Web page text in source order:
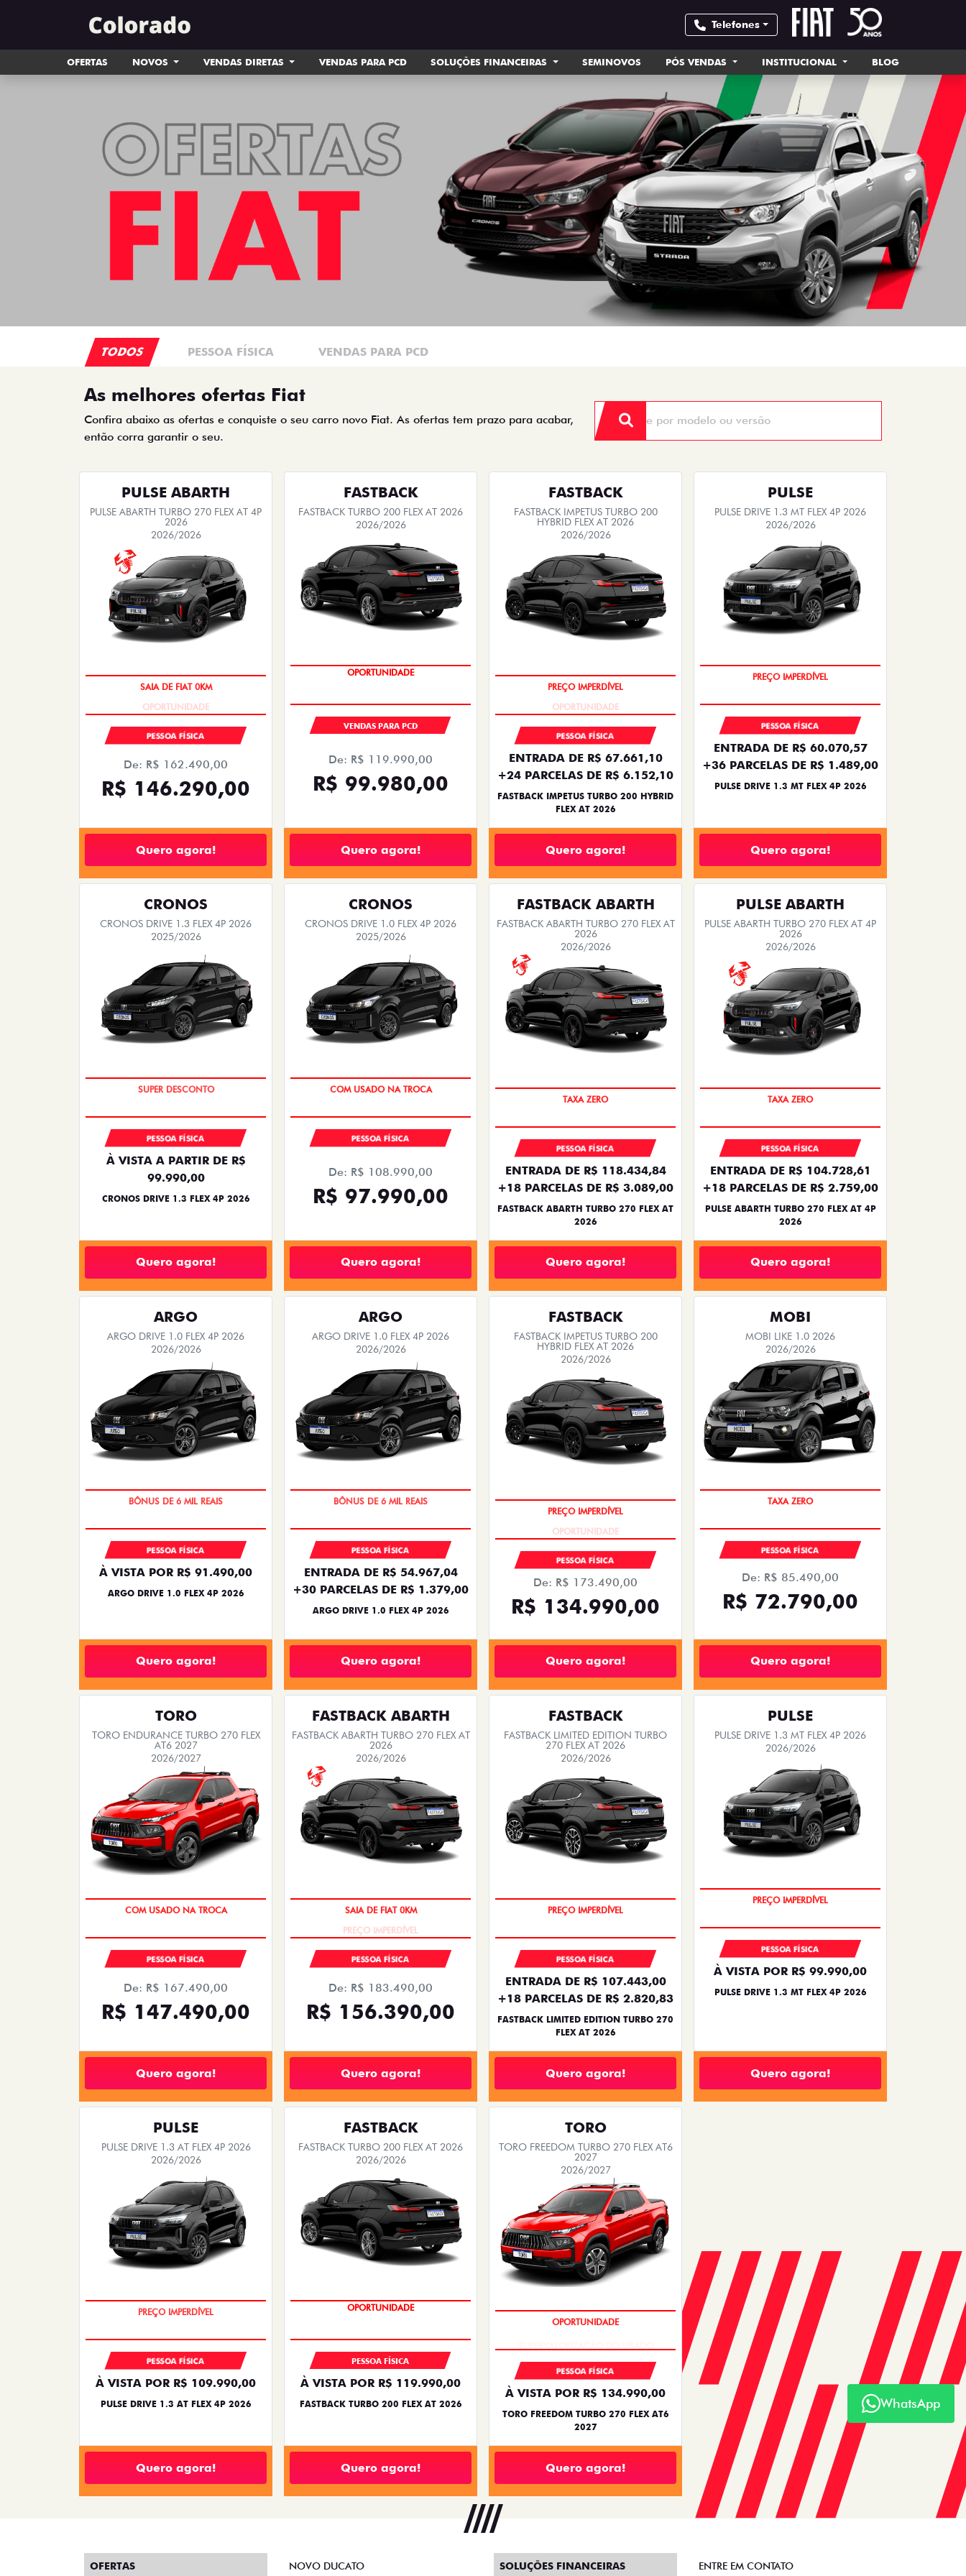
Telefones
OFERTAS NOVOS VENDAS DIRETAS VENDAS PARA PCD SOLUÇÕES FINANCEIRAS SEMINOVOS PÓS VENDAS INSTITUCIONAL BLOG
TODOS PESSOA FÍSICA VENDAS PARA PCD
As melhores ofertas Fiat
Confira abaixo as ofertas e conquiste o seu carro novo Fiat. As ofertas tem prazo para acabar,
então corra garantir o seu.
PULSE ABARTH
PULSE ABARTH TURBO 270 FLEX AT 4P
2026
2026/2026
OPORTUNIDADE
PESSOA FÍSICA
De: R$ 162.490,00
R$ 146.290,00
Quero agora!
FASTBACK
FASTBACK TURBO 200 FLEX AT 2026
2026/2026
OPORTUNIDADE
VENDAS PARA PCD
De: R$ 119.990,00
R$ 99.980,00
Quero agora!
FASTBACK
FASTBACK IMPETUS TURBO 200
HYBRID FLEX AT 2026
2026/2026
OPORTUNIDADE
PESSOA FÍSICA
ENTRADA DE R$ 67.661,10
+24 PARCELAS DE R$ 6.152,10
FASTBACK IMPETUS TURBO 200 HYBRID
FLEX AT 2026
Quero agora!
PULSE
PULSE DRIVE 1.3 MT FLEX 4P 2026
2026/2026
OPORTUNIDADE
PESSOA FÍSICA
ENTRADA DE R$ 60.070,57
+36 PARCELAS DE R$ 1.489,00
PULSE DRIVE 1.3 MT FLEX 4P 2026
Quero agora!
CRONOS
CRONOS DRIVE 1.3 FLEX 4P 2026
2025/2026
BÔNUS DE ATÉ R$ 14 MIL
PESSOA FÍSICA
À VISTA A PARTIR DE R$
99.990,00
CRONOS DRIVE 1.3 FLEX 4P 2026
Quero agora!
CRONOS
CRONOS DRIVE 1.0 FLEX 4P 2026
2025/2026
SUPER DESCONTO
PESSOA FÍSICA
De: R$ 108.990,00
R$ 97.990,00
Quero agora!
FASTBACK ABARTH
FASTBACK ABARTH TURBO 270 FLEX AT
2026
2026/2026
SAIA DE FIAT 0KM
PESSOA FÍSICA
ENTRADA DE R$ 118.434,84
+18 PARCELAS DE R$ 3.089,00
FASTBACK ABARTH TURBO 270 FLEX AT
2026
Quero agora!
PULSE ABARTH
PULSE ABARTH TURBO 270 FLEX AT 4P
2026
2026/2026
SAIA DE FIAT 0KM
PESSOA FÍSICA
ENTRADA DE R$ 104.728,61
+18 PARCELAS DE R$ 2.759,00
PULSE ABARTH TURBO 270 FLEX AT 4P
2026
Quero agora!
ARGO
ARGO DRIVE 1.0 FLEX 4P 2026
2026/2026
TAXA ZERO
PESSOA FÍSICA
À VISTA POR R$ 91.490,00
ARGO DRIVE 1.0 FLEX 4P 2026
Quero agora!
ARGO
ARGO DRIVE 1.0 FLEX 4P 2026
2026/2026
TAXA ZERO
PESSOA FÍSICA
ENTRADA DE R$ 54.967,04
+30 PARCELAS DE R$ 1.379,00
ARGO DRIVE 1.0 FLEX 4P 2026
Quero agora!
FASTBACK
FASTBACK IMPETUS TURBO 200
HYBRID FLEX AT 2026
2026/2026
OPORTUNIDADE
PESSOA FÍSICA
De: R$ 173.490,00
R$ 134.990,00
Quero agora!
MOBI
MOBI LIKE 1.0 2026
2026/2026
PREÇO IMPERDÍVEL
PESSOA FÍSICA
De: R$ 85.490,00
R$ 72.790,00
Quero agora!
TORO
TORO ENDURANCE TURBO 270 FLEX
AT6 2027
2026/2027
OPORTUNIDADE
PESSOA FÍSICA
De: R$ 167.490,00
R$ 147.490,00
Quero agora!
FASTBACK ABARTH
FASTBACK ABARTH TURBO 270 FLEX AT
2026
2026/2026
PREÇO IMPERDÍVEL
PESSOA FÍSICA
De: R$ 183.490,00
R$ 156.390,00
Quero agora!
FASTBACK
FASTBACK LIMITED EDITION TURBO
270 FLEX AT 2026
2026/2026
COM USADO NA TROCA
PESSOA FÍSICA
ENTRADA DE R$ 107.443,00
+18 PARCELAS DE R$ 2.820,83
FASTBACK LIMITED EDITION TURBO 270
FLEX AT 2026
Quero agora!
PULSE
PULSE DRIVE 1.3 MT FLEX 4P 2026
2026/2026
OPORTUNIDADE
PESSOA FÍSICA
À VISTA POR R$ 99.990,00
PULSE DRIVE 1.3 MT FLEX 4P 2026
Quero agora!
PULSE
PULSE DRIVE 1.3 AT FLEX 4P 2026
2026/2026
O SUV AUTOMÁTICO MAIS BARATO DO
PESSOA FÍSICA
À VISTA POR R$ 109.990,00
PULSE DRIVE 1.3 AT FLEX 4P 2026
Quero agora!
FASTBACK
FASTBACK TURBO 200 FLEX AT 2026
2026/2026
OPORTUNIDADE
PESSOA FÍSICA
À VISTA POR R$ 119.990,00
FASTBACK TURBO 200 FLEX AT 2026
Quero agora!
TORO
TORO FREEDOM TURBO 270 FLEX AT6
2027
2026/2027
SUPERVALORIZAÇÃO DO USADO
PESSOA FÍSICA
À VISTA POR R$ 134.990,00
TORO FREEDOM TURBO 270 FLEX AT6
2027
Quero agora!
WhatsApp
OFERTAS NOVO DUCATO SOLUÇÕES FINANCEIRAS ENTRE EM CONTATO